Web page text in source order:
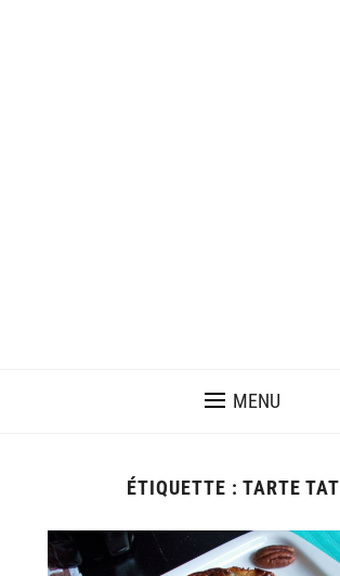
MENU
ÉTIQUETTE : TARTE